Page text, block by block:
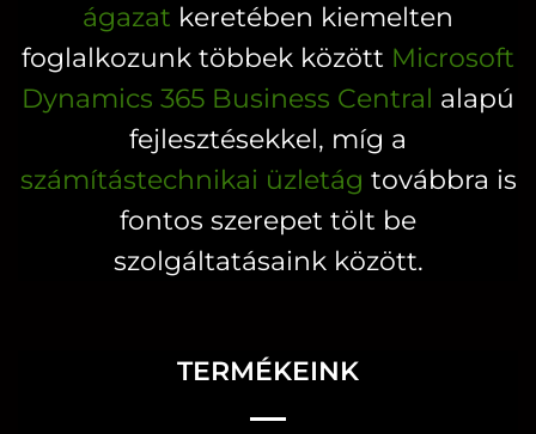
ágazat keretében kiemelten
foglalkozunk többek között Microsoft
Dynamics 365 Business Central alapú
fejlesztésekkel, míg a
számítástechnikai üzletág továbbra is
fontos szerepet tölt be
szolgáltatásaink között.
TERMÉKEINK